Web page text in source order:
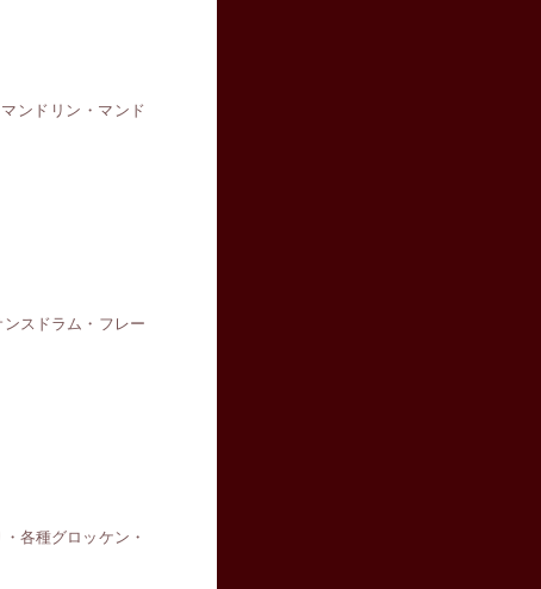
ンドリン・マンド
スドラム・フレー
各種グロッケン・